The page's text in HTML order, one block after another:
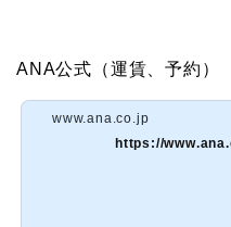
ANA公式（運賃、予約）
www.ana.co.jp
https://